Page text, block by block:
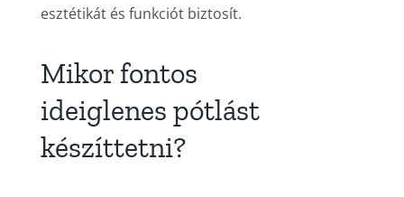
esztétikát és funkciót biztosít.
Mikor fontos
ideiglenes pótlást
készíttetni?